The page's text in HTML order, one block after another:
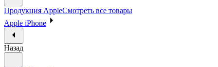
Продукция AppleСмотреть все товары
Apple iPhone
Назад